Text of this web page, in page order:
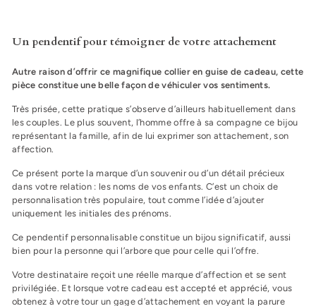
Un pendentif pour témoigner de votre attachement
Autre raison d’offrir ce magnifique collier en guise de cadeau, cette
pièce constitue une belle façon de véhiculer vos sentiments.
Très prisée, cette pratique s’observe d’ailleurs habituellement dans
les couples. Le plus souvent, l’homme offre à sa compagne ce bijou
représentant la famille, afin de lui exprimer son attachement, son
affection.
Ce présent porte la marque d’un souvenir ou d’un détail précieux
dans votre relation : les noms de vos enfants. C’est un choix de
personnalisation très populaire, tout comme l’idée d’ajouter
uniquement les initiales des prénoms.
Ce pendentif personnalisable constitue un bijou significatif, aussi
bien pour la personne qui l’arbore que pour celle qui l’offre.
Votre destinataire reçoit une réelle marque d’affection et se sent
privilégiée. Et lorsque votre cadeau est accepté et apprécié, vous
obtenez à votre tour un gage d’attachement en voyant la parure